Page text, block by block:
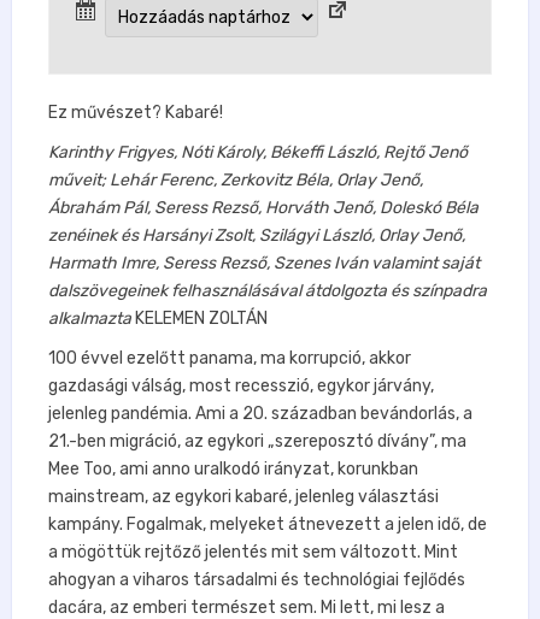
Ez művészet? Kabaré!
Karinthy Frigyes, Nóti Károly, Békeffi László, Rejtő Jenő
műveit; Lehár Ferenc, Zerkovitz Béla, Orlay Jenő,
Ábrahám Pál, Seress Rezső, Horváth Jenő, Doleskó Béla
zenéinek és Harsányi Zsolt, Szilágyi László, Orlay Jenő,
Harmath Imre, Seress Rezső, Szenes Iván valamint saját
dalszövegeinek felhasználásával átdolgozta és színpadra
alkalmazta KELEMEN ZOLTÁN
100 évvel ezelőtt panama, ma korrupció, akkor
gazdasági válság, most recesszió, egykor járvány,
jelenleg pandémia. Ami a 20. században bevándorlás, a
21.-ben migráció, az egykori „szereposztó dívány”, ma
Mee Too, ami anno uralkodó irányzat, korunkban
mainstream, az egykori kabaré, jelenleg választási
kampány. Fogalmak, melyeket átnevezett a jelen idő, de
a mögöttük rejtőző jelentés mit sem változott. Mint
ahogyan a viharos társadalmi és technológiai fejlődés
dacára, az emberi természet sem. Mi lett, mi lesz a